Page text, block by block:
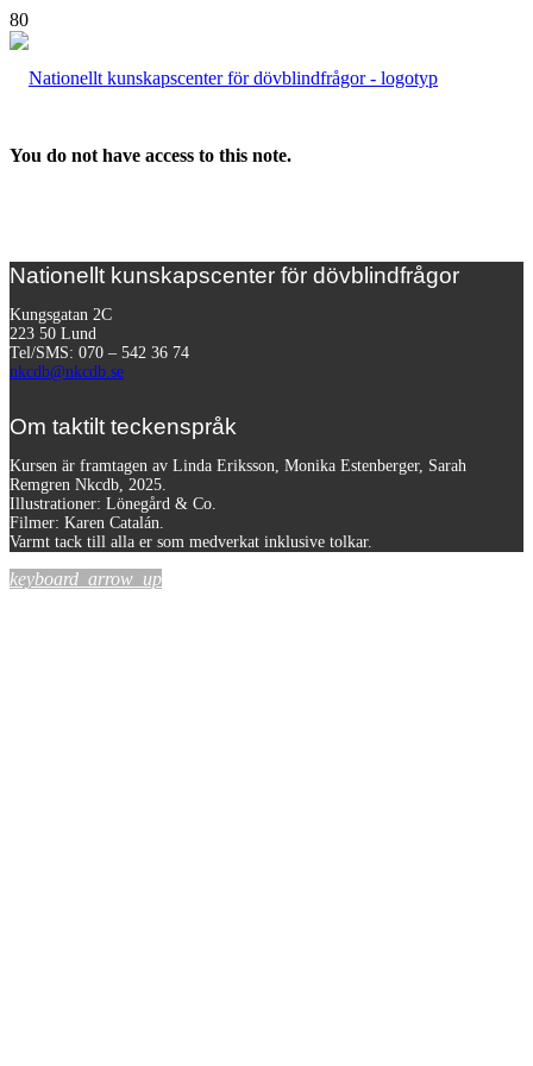
You do not have access to this note.
Nationellt kunskapscenter för dövblindfrågor
Kungsgatan 2C
223 50 Lund
Tel/SMS: 070 – 542 36 74
nkcdb@nkcdb.se
Om taktilt teckenspråk
Kursen är framtagen av Linda Eriksson, Monika Estenberger, Sarah
Remgren Nkcdb, 2025.
Illustrationer: Lönegård & Co.
Filmer: Karen Catalán.
Varmt tack till alla er som medverkat inklusive tolkar.
keyboard_arrow_up